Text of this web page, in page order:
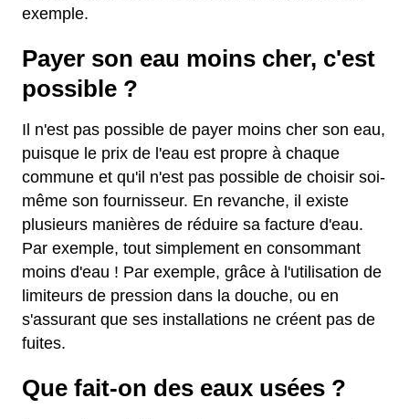
exemple.
Payer son eau moins cher, c'est
possible ?
Il n'est pas possible de payer moins cher son eau,
puisque le prix de l'eau est propre à chaque
commune et qu'il n'est pas possible de choisir soi-
même son fournisseur. En revanche, il existe
plusieurs manières de réduire sa facture d'eau.
Par exemple, tout simplement en consommant
moins d'eau ! Par exemple, grâce à l'utilisation de
limiteurs de pression dans la douche, ou en
s'assurant que ses installations ne créent pas de
fuites.
Que fait-on des eaux usées ?